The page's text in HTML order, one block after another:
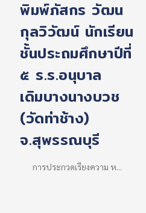
พิมพ์ภัสกร วัฒน
กุลวิวัฒน์ นักเรียน
ชั้นประถมศึกษาปีที่
๕ ร.ร.อนุบาล
เดิมบางนางบวช
(วัดท่าช้าง)
จ.สุพรรณบุรี
การประกวดเรียงความ ห...